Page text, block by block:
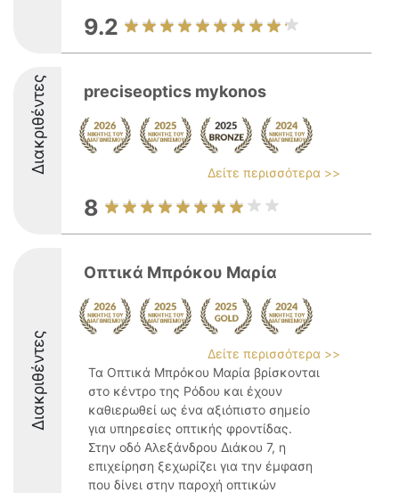
9.2
Διακριθέντες preciseoptics mykonos
Δείτε περισσότερα >>
8
Διακριθέντες
Οπτικά Μπρόκου Μαρία
Δείτε περισσότερα >>
Τα Οπτικά Μπρόκου Μαρία βρίσκονται
στο κέντρο της Ρόδου και έχουν
καθιερωθεί ως ένα αξιόπιστο σημείο
για υπηρεσίες οπτικής φροντίδας.
Στην οδό Αλεξάνδρου Διάκου 7, η
επιχείρηση ξεχωρίζει για την έμφαση
που δίνει στην παροχή οπτικών